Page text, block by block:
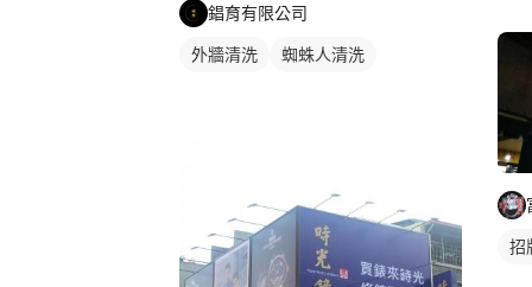
錩育有限公司
外牆清洗 蜘蛛人清洗
招